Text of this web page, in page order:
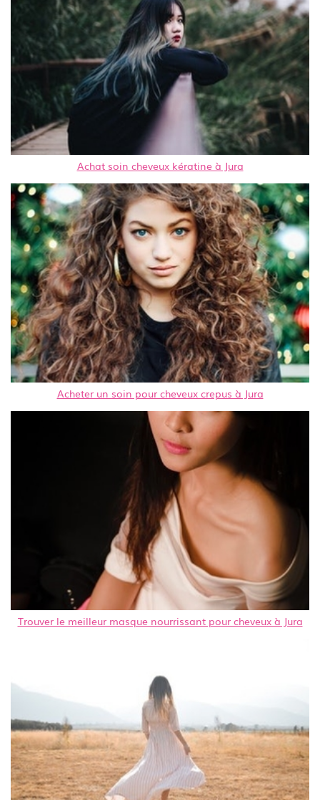
Achat soin cheveux kératine à Jura
Acheter un soin pour cheveux crepus à Jura
Trouver le meilleur masque nourrissant pour cheveux à Jura